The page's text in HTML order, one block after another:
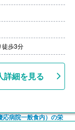
徒歩3分
詳細を見る
応病院一般食内）の栄